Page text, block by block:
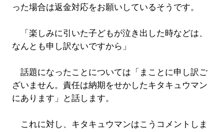
った場合は返金対応をお願いしているそうです。
「楽しみに引いた子どもが泣き出した時などは、
なんとも申し訳ないですから」
話題になったことについては「まことに申し訳ご
ざいません。責任は納期をせかしたキタキュウマン
にあります」と話します。
これに対し、キタキュウマンはこうコメントしま